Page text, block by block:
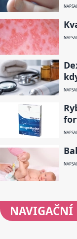
NAVIGAČNÍ